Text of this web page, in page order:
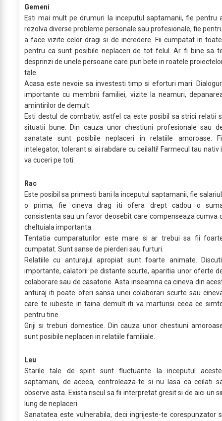
Gemeni
Esti mai mult pe drumuri la inceputul saptamanii, fie pentru
rezolva diverse probleme personale sau profesionale, fie
a face vizite celor dragi si de incredere. Fii cumpatat in
pentru ca sunt posibile neplaceri de tot felul. Ar fi bine sa
desprinzi de unele persoane care pun bete in roatele
tale.
Acasa este nevoie sa investesti timp si eforturi mari.
importante cu membrii familiei, vizite la neamuri,
amintirilor de demult.
Esti destul de combativ, astfel ca este posibil sa strici relatii
situatii bune. Din cauza unor chestiuni profesionale sau
sanatate sunt posibile neplaceri in relatiile amoroase.
intelegator, tolerant si ai rabdare cu ceilalti! Farmecul tau nativ
va cuceri pe toti.
Rac
Este posibil sa primesti bani la inceputul saptamanii, fie
o prima, fie cineva drag iti ofera drept cadou o
consistenta sau un favor deosebit care compenseaza cumva
cheltuiala importanta.
Tentatia cumparaturilor este mare si ar trebui sa fii
cumpatat. Sunt sanse de pierderi sau furturi.
Relatiile cu anturajul apropiat sunt foarte animate.
importante, calatorii pe distante scurte, aparitia unor oferte
colaborare sau de casatorie. Asta inseamna ca cineva din
anturaj iti poate oferi sansa unei colaborari scurte sau
care te iubeste in taina demult iti va marturisi ceea ce
pentru tine.
Griji si treburi domestice. Din cauza unor chestiuni
sunt posibile neplaceri in relatiile familiale.
Leu
Starile tale de spirit sunt fluctuante la inceputul
saptamani, de aceea, controleaza-te si nu lasa ca ceilati
observe asta. Exista riscul sa fii interpretat gresit si de aici un
lung de neplaceri.
Sanatatea este vulnerabila, deci ingrijeste-te corespunzator